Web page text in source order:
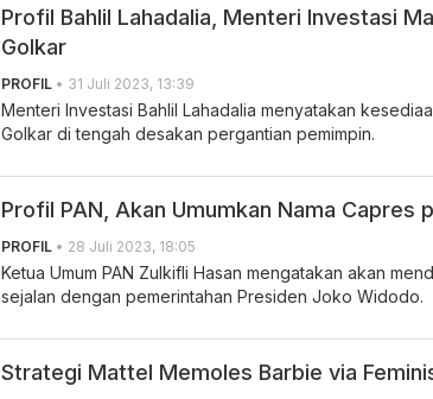
Profil Bahlil Lahadalia, Menteri Investasi
Golkar
PROFIL • 31 Juli 2023, 13:39
Menteri Investasi Bahlil Lahadalia menyatakan
Golkar di tengah desakan pergantian pemimpin.
Profil PAN, Akan Umumkan Nama Capres
PROFIL • 28 Juli 2023, 18:05
Ketua Umum PAN Zulkifli Hasan mengatakan akan
sejalan dengan pemerintahan Presiden Joko Widodo.
Strategi Mattel Memoles Barbie via